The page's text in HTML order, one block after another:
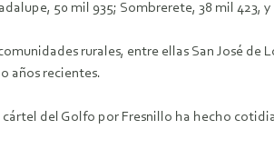
50 mil 935; Sombrerete, 38 mil 423,
rurales, entre ellas San José
años recientes.
cártel del Golfo por Fresnillo ha hecho